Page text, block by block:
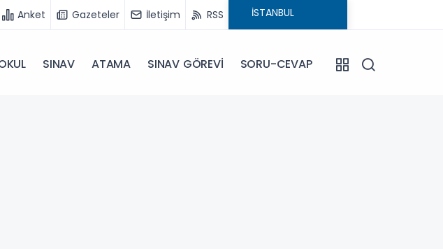
Anket Gazeteler İletişim RSS
SINAV ATAMA SINAV GÖREVİ SORU-CEVAP